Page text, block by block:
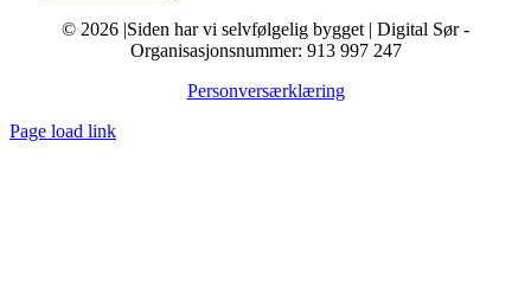
© 2026 |Siden har vi selvfølgelig bygget | Digital Sør -
Organisasjonsnummer: 913 997 247
Personversærklæring
Page load link